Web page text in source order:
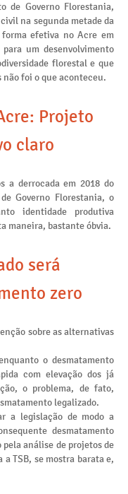
de Governo Florestania,
na segunda metade da
efetiva no Acre em
um desenvolvimento
florestal e que
não foi o que aconteceu.
Projeto
claro
a derrocada em 2018 do
Governo Florestania, o
identidade produtiva
maneira, bastante óbvia.
será
zero
sobre as alternativas
o desmatamento
com elevação dos já
o problema, de fato,
legalizado.
a legislação de modo a
desmatamento
análise de projetos de
TSB, se mostra barata e,